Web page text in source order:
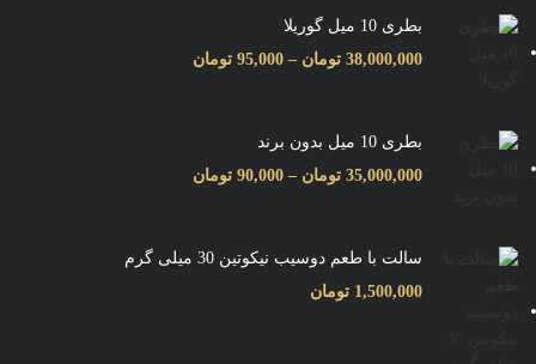
بطری 10 میل گوریلا
38,000,000 تومان –
95,000 تومان
بطری 10 میل بدون برند
35,000,000 تومان –
90,000 تومان
سالت با طعم دوسیب نیکوتین 30 میلی گرم
1,500,000 تومان